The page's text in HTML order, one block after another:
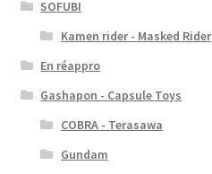
SOFUBI
Kamen rider - Masked Rider
En réappro
Gashapon - Capsule Toys
COBRA - Terasawa
Gundam